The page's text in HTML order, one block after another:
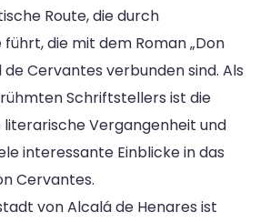
Route, die durch
die mit dem Roman „Don
de Cervantes verbunden sind. Als
Schriftstellers ist die
Vergangenheit und
interessante Einblicke in das
Cervantes.
von Alcalá de Henares ist